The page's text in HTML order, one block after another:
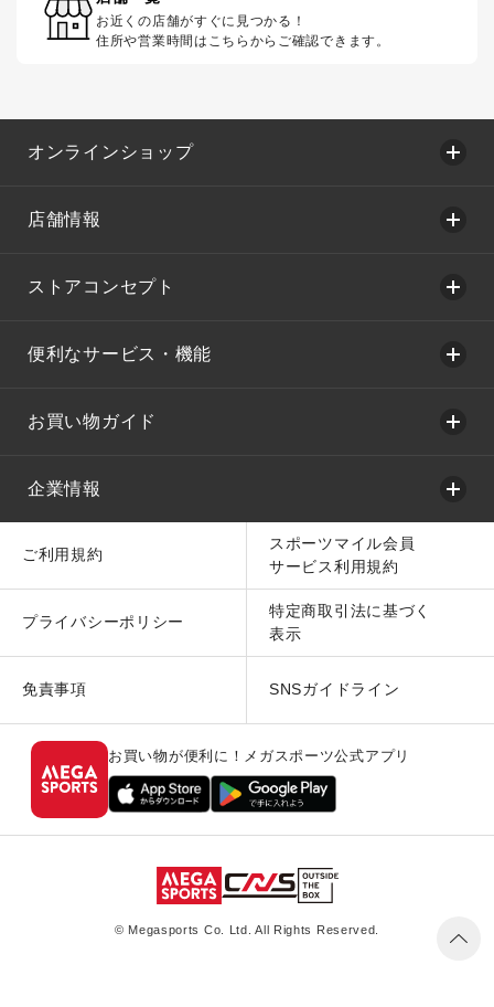
お近くの店舗がすぐに見つかる！
住所や営業時間はこちらからご確認できます。
オンラインショップ
店舗情報
ストアコンセプト
便利なサービス・機能
お買い物ガイド
企業情報
ご利用規約
スポーツマイル会員
サービス利用規約
プライバシーポリシー
特定商取引法に基づく
表示
免責事項 SNSガイドライン
お買い物が便利に！メガスポーツ公式アプリ
© Megasports Co. Ltd. All Rights Reserved.